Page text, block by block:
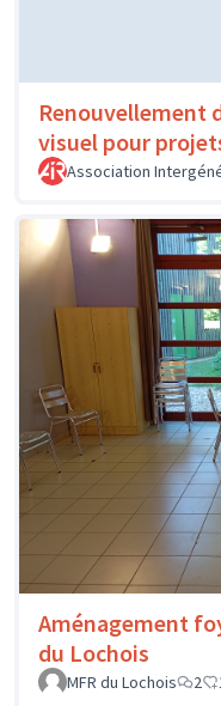
Renouvellement
visuel pour
Association
Aménagement
du Lochois
MFR du Lochois
2